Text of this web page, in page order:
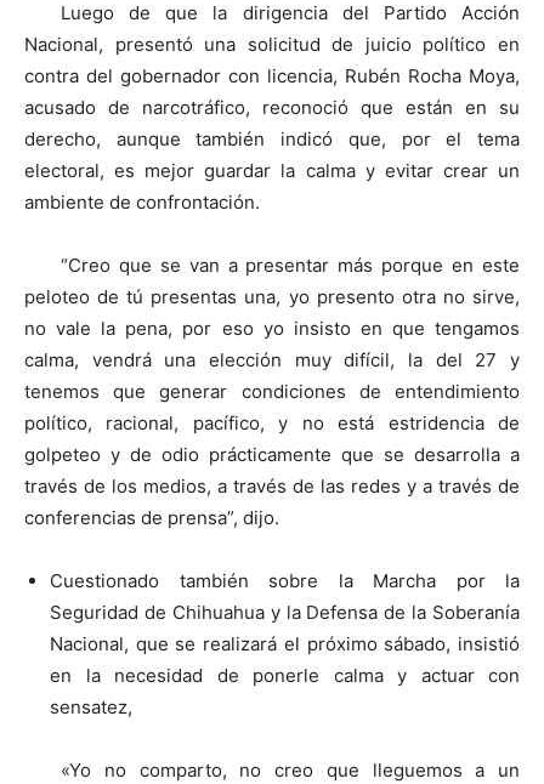
Luego de que la dirigencia del Partido Acción
Nacional, presentó una solicitud de juicio político en
contra del gobernador con licencia, Rubén Rocha Moya,
acusado de narcotráfico, reconoció que están en su
derecho, aunque también indicó que, por el tema
electoral, es mejor guardar la calma y evitar crear un
ambiente de confrontación.
“Creo que se van a presentar más porque en este
peloteo de tú presentas una, yo presento otra no sirve,
no vale la pena, por eso yo insisto en que tengamos
calma, vendrá una elección muy difícil, la del 27 y
tenemos que generar condiciones de entendimiento
político, racional, pacífico, y no está estridencia de
golpeteo y de odio prácticamente que se desarrolla a
través de los medios, a través de las redes y a través de
conferencias de prensa”, dijo.
Cuestionado también sobre la Marcha por la
Seguridad de Chihuahua y la Defensa de la Soberanía
Nacional, que se realizará el próximo sábado, insistió
en la necesidad de ponerle calma y actuar con
sensatez,
«Yo no comparto, no creo que lleguemos a un